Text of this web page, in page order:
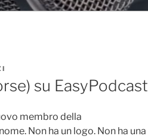
su EasyPodcast
membro della
Non ha un logo. Non ha una